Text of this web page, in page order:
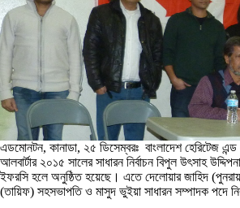
এডমোনটন, কানাডা, ২৫ ডিসেম্বরঃ বাংলাদেশ হেরিটেজ
আলবার্টার ২০১৫ সালের সাধারন নির্বাচন বিপুল উৎসাহ
ইফরসি হলে অনুষ্ঠিত হয়েছে। এতে দেলোয়ার জাহিদ
(তায়িফ) সহসভাপতি ও মাসুদ ভুইয়া সাধারন সম্পাদক পদে